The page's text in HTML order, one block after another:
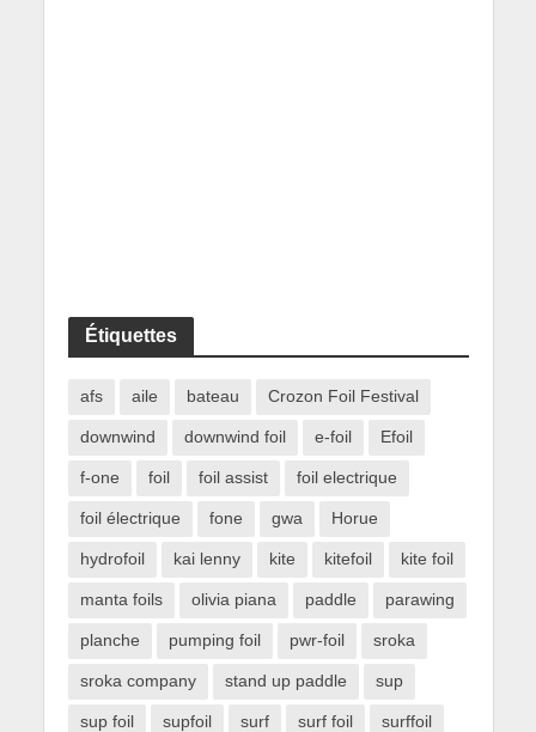
Étiquettes
afs aile bateau Crozon Foil Festival
downwind downwind foil e-foil Efoil
f-one foil foil assist foil electrique
foil électrique fone gwa Horue
hydrofoil kai lenny kite kitefoil kite foil
manta foils olivia piana paddle parawing
planche pumping foil pwr-foil sroka
sroka company stand up paddle sup
sup foil supfoil surf surf foil surffoil